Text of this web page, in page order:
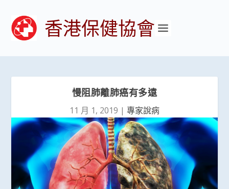
香港保健協會
慢阻肺離肺癌有多遠
11 月 1, 2019 | 專家說病